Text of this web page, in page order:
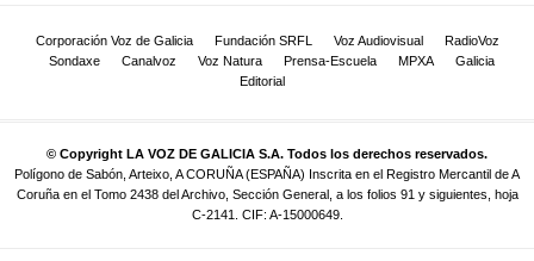
Corporación Voz de Galicia Fundación SRFL Voz Audiovisual
RadioVoz
Sondaxe
Canalvoz Voz Natura Prensa-Escuela MPXA
Galicia
Editorial
© Copyright LA VOZ DE GALICIA S.A. Todos los derechos reservados.
Polígono de Sabón, Arteixo, A CORUÑA (ESPAÑA) Inscrita en el Registro Mercantil de A
Coruña en el Tomo 2438 del Archivo, Sección General, a los folios 91 y siguientes, hoja
C-2141. CIF: A-15000649.